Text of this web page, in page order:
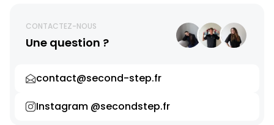
CONTACTEZ-NOUS
Une question ?
contact@second-step.fr
Instagram @secondstep.fr